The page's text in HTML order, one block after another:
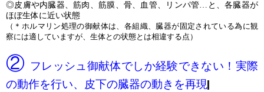
◎皮膚や内臓器、筋肉、筋膜、骨、血管、リンパ管…と、各臓器が
ほぼ生体に近い状態
（＊ホルマリン処理の御献体は、各組織、臓器が固定されている為に観
察には適していますが、生体との状態とは相違する点）
② フレッシュ御献体でしか経験できない！実際
の動作を行い、皮下の臓器の動きを再現